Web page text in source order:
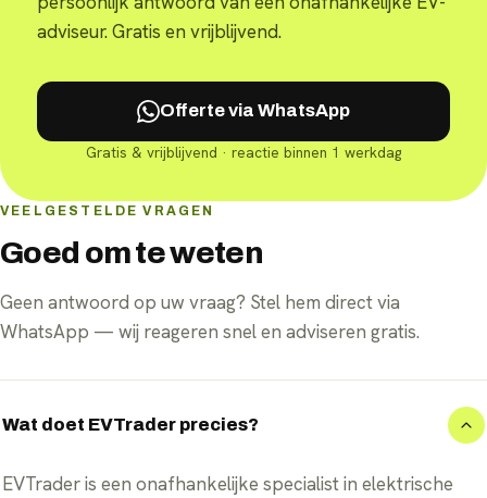
adviseur. Gratis en vrijblijvend.
Offerte via WhatsApp
Gratis & vrijblijvend · reactie binnen 1 werkdag
VEELGESTELDE VRAGEN
Goed om te weten
Geen antwoord op uw vraag? Stel hem direct via
WhatsApp — wij reageren snel en adviseren gratis.
Wat doet EVTrader precies?
EVTrader is een onafhankelijke specialist in elektrische